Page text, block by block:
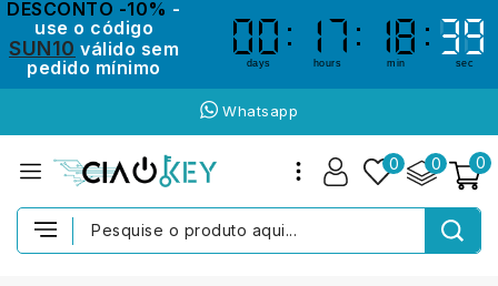
DESCONTO -10% -
use o código
SUN10 válido sem
pedido mínimo
00
00
days
17
17
hours
18
18
min
39
39
sec
Whatsapp
0
0
0